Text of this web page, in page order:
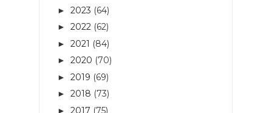
► 2023 (64)
► 2022 (62)
► 2021 (84)
► 2020 (70)
► 2019 (69)
► 2018 (73)
► 2017 (75)